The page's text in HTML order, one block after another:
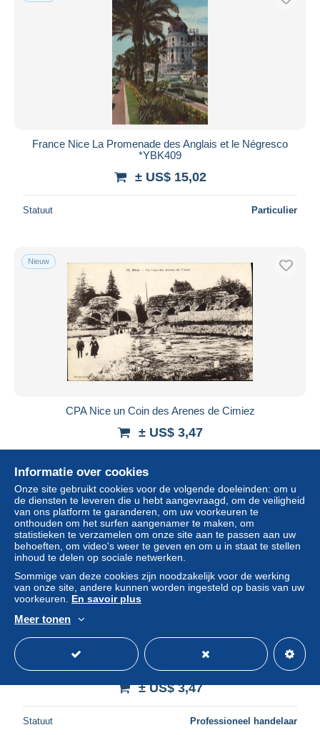
France Nice La Promenade des Anglais et le Négresco
*YBK409
± US$ 15,02
Statuut Particulier
Nieuw
CPA Nice un Coin des Arenes de Cimiez
± US$ 3,47
Statuut
Nieuw
CPA Nice Le Quai des Etats Unis
± US$ 3,47
Statuut Professioneel handelaar
Informatie over cookies
Onze site gebruikt cookies voor de volgende doeleinden: om u
de diensten te leveren die u hebt aangevraagd, om de veiligheid
van ons platform te garanderen, om uw voorkeuren te
onthouden om het surfen aangenamer te maken, om
statistieken te verzamelen om onze site aan te passen aan uw
behoeften, om video's weer te geven en om u in staat te stellen
inhoud te delen op sociale netwerken.
Sommige van deze cookies zijn noodzakelijk voor de werking
van onze site, andere kunnen worden ingesteld op basis van uw
voorkeuren. En savoir plus
Meer tonen